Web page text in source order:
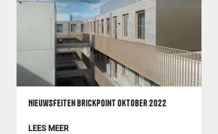
Nieuwsfeiten BrickPoint oktober 2022
LEES MEER